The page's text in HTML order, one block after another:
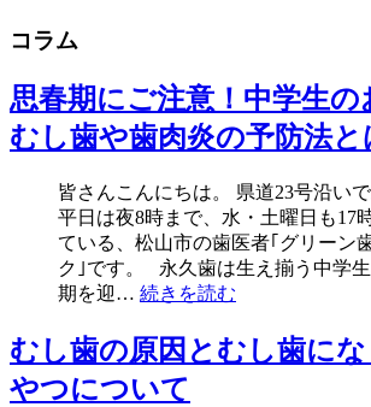
コラム
思春期にご注意！中学生の
むし歯や歯肉炎の予防法と
皆さんこんにちは。 県道23号沿い
平日は夜8時まで、水・土曜日も17
ている、松山市の歯医者｢グリーン
ク｣です。 永久歯は生え揃う中学
期を迎… 続きを読む
むし歯の原因とむし歯に
やつについて